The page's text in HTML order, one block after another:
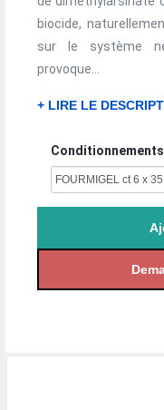
biocide,
sur le système
provoque...
+ LIRE LE